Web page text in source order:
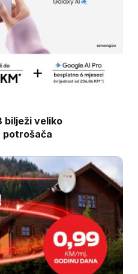
bilježi veliko
potrošača